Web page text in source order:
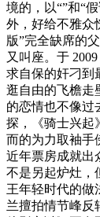
境的，以“”和“
外，好给不雅众
版”完全缺席的
又叫座。于
求自保的奸刁到
逛自由的飞檐走
的恋情也不像过
探，《骑士兴起
而的为力取袖手
近年票房成就出
不是另起炉灶，
王年轻时代的做
兰擅拍情节峰反